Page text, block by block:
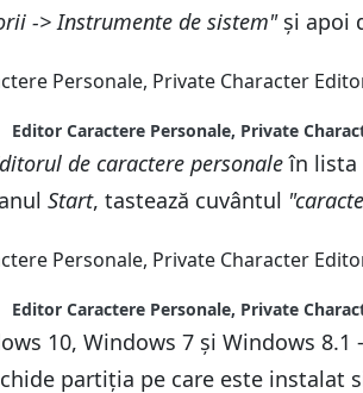
-> Instrumente de sistem"și apoi
Editor Caractere Personale, Private
de caractere personaleîn lista
Start, tastează cuvântul
Editor Caractere Personale, Private
10, Windows 7 și Windows 8.1
partiția pe care este instalat